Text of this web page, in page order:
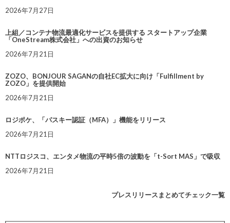
2026年7月27日
上組／コンテナ物流最適化サービスを提供する スタートアップ企業
「OneStream株式会社」への出資のお知らせ
2026年7月21日
ZOZO、BONJOUR SAGANの自社EC拡大に向け「Fulfillment by
ZOZO」を提供開始
2026年7月21日
ロジポケ、「パスキー認証（MFA）」機能をリリース
2026年7月21日
NTTロジスコ、エンタメ物流の平時5倍の波動を「t-Sort MAS」で吸収
2026年7月21日
プレスリリースまとめてチェック一覧